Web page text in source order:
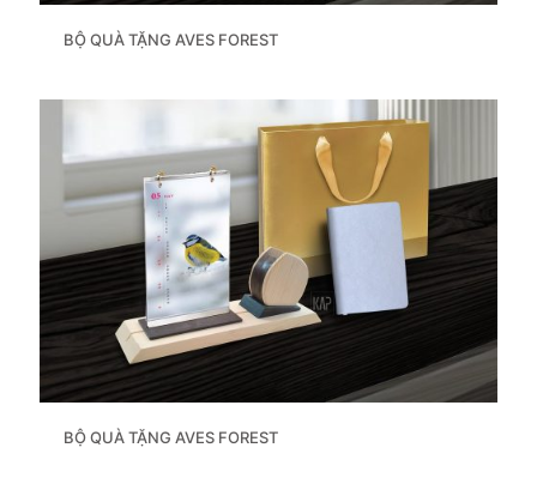
BỘ QUÀ TẶNG AVES FOREST
BỘ QUÀ TẶNG AVES FOREST